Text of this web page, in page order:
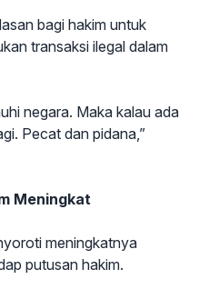
bagi hakim untuk
transaksi ilegal dalam
negara. Maka kalau ada
Pecat dan pidana,”
Meningkat
meningkatnya
putusan hakim.